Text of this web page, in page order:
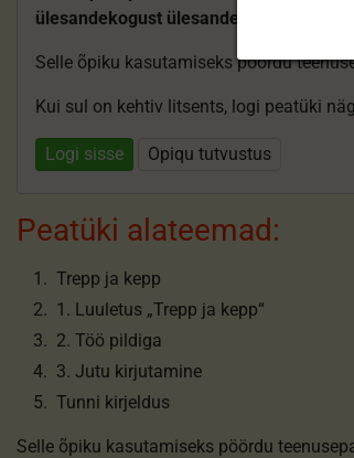
ülesandekogust ülesandeid.
Selle õpiku kasutamiseks pöördu
Kui sul on kehtiv litsents, logi peatüki
Logi sisse Opiqu tutvustus
Peatüki alateemad:
Trepp ja kepp
1. Luuletus „Trepp ja kepp“
2. Töö pildiga
3. Jutu kirjutamine
Tunni kirjeldus
Selle õpiku kasutamiseks pöördu